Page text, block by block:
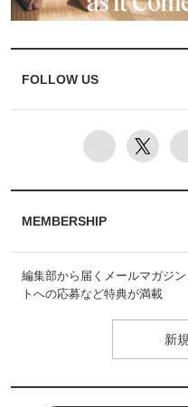
FOLLOW US
MEMBERSHIP
編集部から届くメールマガジ
トへの応募など特典が満載
新